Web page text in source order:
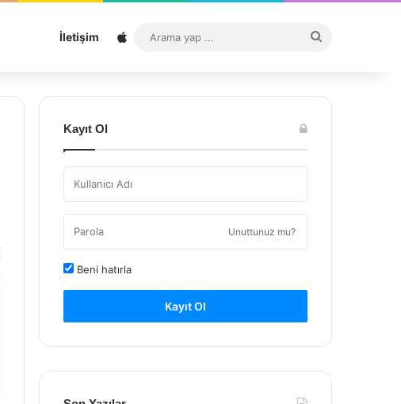
İletişim Sitemap
...
Kayıt Ol
Unuttunuz mu?
Beni hatırla
Kayıt Ol